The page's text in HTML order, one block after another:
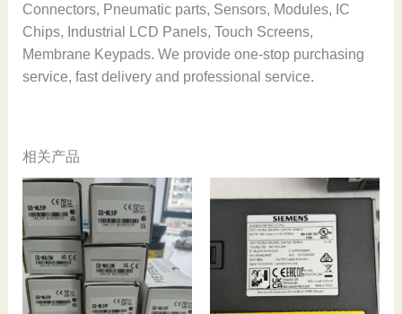
Connectors, Pneumatic parts, Sensors, Modules, IC
Chips, Industrial LCD Panels, Touch Screens,
Membrane Keypads. We provide one-stop purchasing
service, fast delivery and professional service.
相关产品